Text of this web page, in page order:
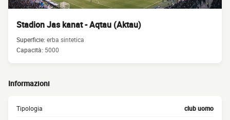
Stadion Jas kanat - Aqtau (Aktau)
Superficie:erba sintetica
Capacità: 5000
Informazioni
Tipologia club uomo